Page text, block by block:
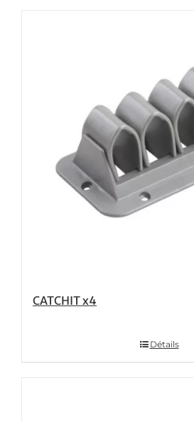
CATCHIT x4
Détails